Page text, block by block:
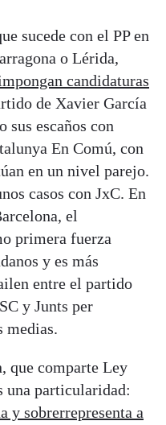
sucede con el PP en
o Lérida,
candidaturas
de Xavier García
sus escaños con
En Comú, con
en un nivel parejo.
casos con JxC. En
el
primera fuerza
y es más
entre el partido
y Junts per
medias.
que comparte Ley
una particularidad:
y sobrerrepresenta a